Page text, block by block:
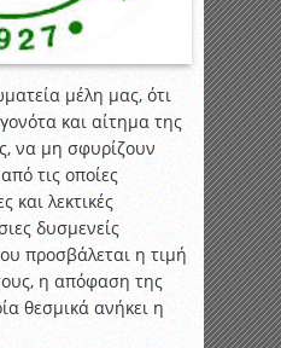
μέλη μας, ότι
και αίτημα της
να μη σφυρίζουν
τις οποίες
και λεκτικές
δυσμενείς
προσβάλεται η τιμή
η απόφαση της
θεσμικά ανήκει η